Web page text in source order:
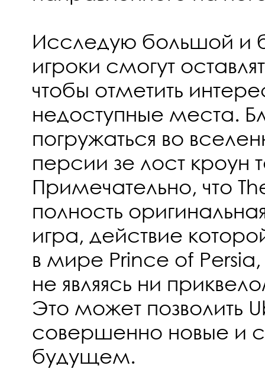
Исследую большой и
игроки смогут
чтобы отметить
недоступные места.
погружаться во
персии зе лост кроун
Примечательно, что
полность
игра, действие
в мире Prince of
не являясь ни
Это может позволить
совершенно новые и
будущем.